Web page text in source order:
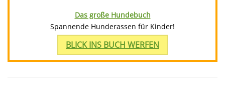
Das große Hundebuch
Spannende Hunderassen für Kinder!
BLICK INS BUCH WERFEN